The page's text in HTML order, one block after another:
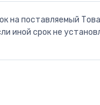
на поставляемый
иной срок не